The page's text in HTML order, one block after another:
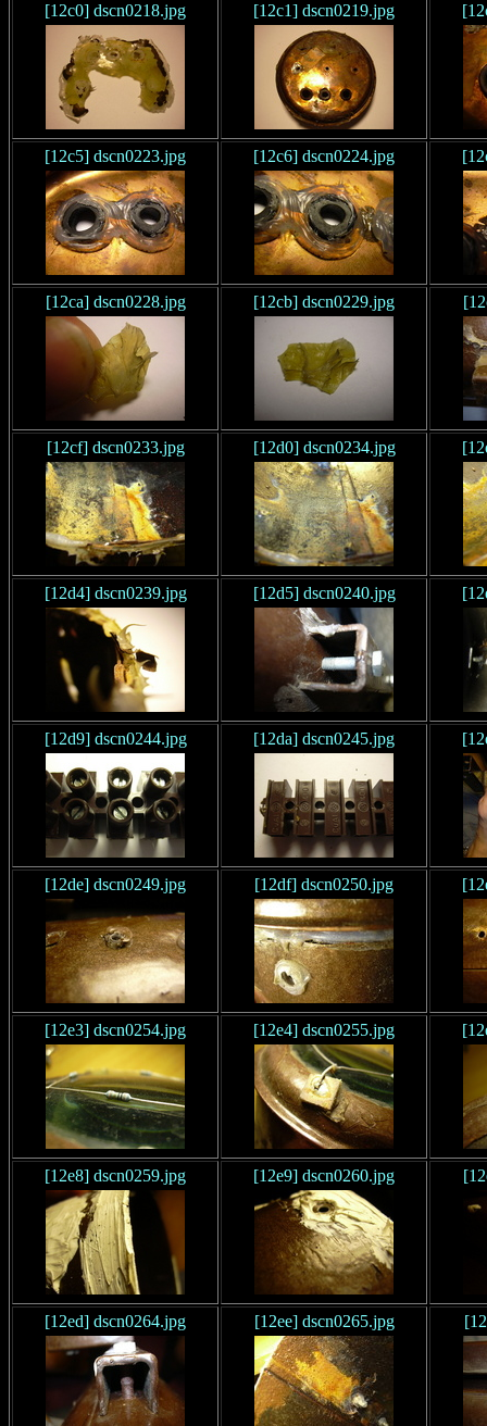
[12c0] dscn0218.jpg [12c1] dscn0219.jpg
[12c5] dscn0223.jpg [12c6] dscn0224.jpg
[12ca] dscn0228.jpg [12cb] dscn0229.jpg
[12cf] dscn0233.jpg [12d0] dscn0234.jpg
[12d4] dscn0239.jpg [12d5] dscn0240.jpg
[12d9] dscn0244.jpg [12da] dscn0245.jpg
[12de] dscn0249.jpg [12df] dscn0250.jpg
[12e3] dscn0254.jpg [12e4] dscn0255.jpg
[12e8] dscn0259.jpg [12e9] dscn0260.jpg
[12ed] dscn0264.jpg [12ee] dscn0265.jpg